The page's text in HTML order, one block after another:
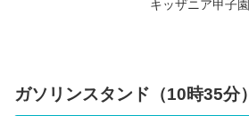
キッザニア甲子園
ガソリンスタンド（10時35分）